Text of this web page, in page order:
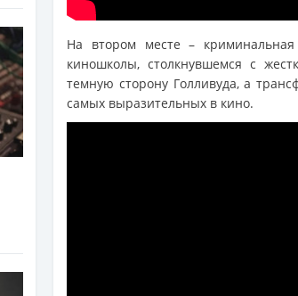
На втором месте –
киношколы, столкнувшемся с
темную сторону Голливуда, а
самых выразительных в кино.